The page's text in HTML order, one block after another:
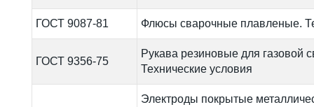
ГОСТ 9087-81 Флюсы сварочные плавленые.
ГОСТ 9356-75
Рукава резиновые для газовой
Технические условия
Электроды покрытые